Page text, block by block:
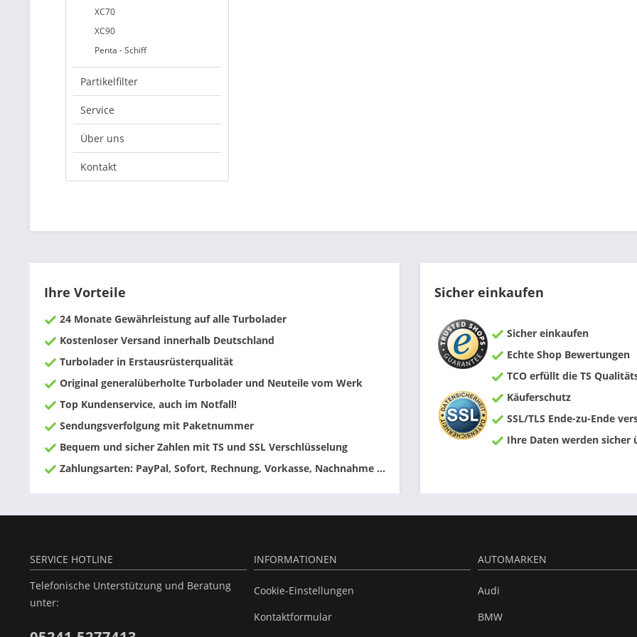
XC70
XC90
Penta - Schiff
Partikelfilter
Service
Über uns
Kontakt
Ihre Vorteile
24 Monate Gewährleistung auf alle Turbolader
Kostenloser Versand innerhalb Deutschland
Turbolader in Erstausrüsterqualität
Original generalüberholte Turbolader und Neuteile vom Werk
Top Kundenservice, auch im Notfall!
Sendungsverfolgung mit Paketnummer
Bequem und sicher Zahlen mit TS und SSL Verschlüsselung
Zahlungsarten: PayPal, Sofort, Rechnung, Vorkasse, Nachnahme ...
Sicher einkaufen
Sicher einkaufen
Echte Shop Bewertungen
TCO erfüllt die TS
Käuferschutz
SSL/TLS Ende-zu-Ende
Ihre Daten werden
SERVICE HOTLINE
Telefonische Unterstützung und Beratung
unter:
INFORMATIONEN
Cookie-Einstellungen
Kontaktformular
AUTOMARKEN
Audi
BMW